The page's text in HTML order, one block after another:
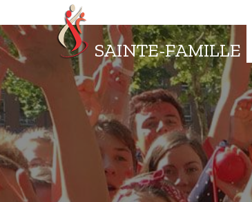
SAINTE-FAMILLE